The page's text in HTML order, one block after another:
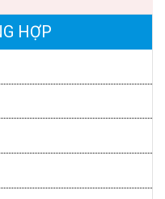
HỢP